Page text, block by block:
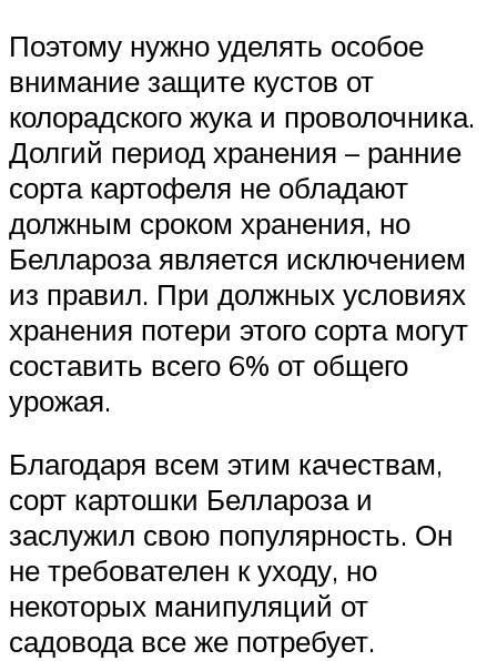
Поэтому нужно уделять особое
внимание защите кустов от
колорадского жука и проволочника.
Долгий период хранения – ранние
сорта картофеля не обладают
должным сроком хранения, но
Беллароза является исключением
из правил. При должных условиях
хранения потери этого сорта могут
составить всего 6% от общего
урожая.
Благодаря всем этим качествам,
сорт картошки Беллароза и
заслужил свою популярность. Он
не требователен к уходу, но
некоторых манипуляций от
садовода все же потребует.